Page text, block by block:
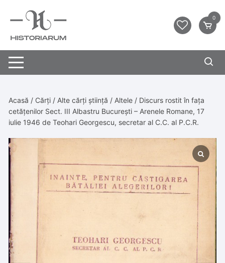
0
Acasă / Cărți / Alte cărți știință / Altele / Discurs rostit în fața
cetățenilor Sect. III Albastru București – Arenele Romane, 17
iulie 1946 de Teohari Georgescu, secretar al C.C. al P.C.R.